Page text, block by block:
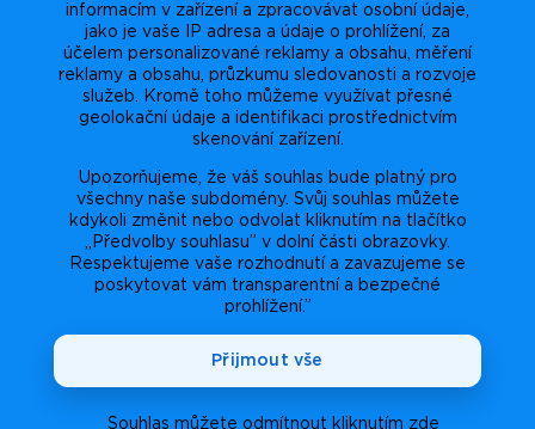
informacím v zařízení a zpracovávat osobní údaje,
jako je vaše IP adresa a údaje o prohlížení, za
účelem personalizované reklamy a obsahu, měření
reklamy a obsahu, průzkumu sledovanosti a rozvoje
služeb. Kromě toho můžeme využívat přesné
geolokační údaje a identifikaci prostřednictvím
skenování zařízení.
Upozorňujeme, že váš souhlas bude platný pro
všechny naše subdomény. Svůj souhlas můžete
kdykoli změnit nebo odvolat kliknutím na tlačítko
„Předvolby souhlasu” v dolní části obrazovky.
Respektujeme vaše rozhodnutí a zavazujeme se
poskytovat vám transparentní a bezpečné
prohlížení.”
Souhlas můžete odmítnout kliknutím zde
Přijmout vše